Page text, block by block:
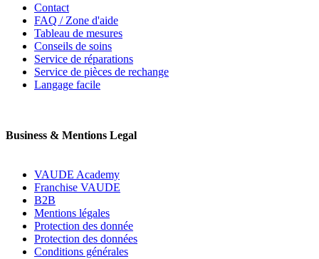
Contact
FAQ / Zone d'aide
Tableau de mesures
Conseils de soins
Service de réparations
Service de pièces de rechange
Langage facile
Business & Mentions Legal
VAUDE Academy
Franchise VAUDE
B2B
Mentions légales
Protection des donnée
Protection des données
Conditions générales